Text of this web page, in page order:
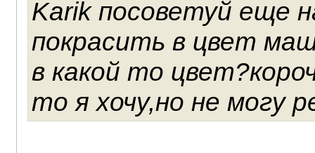
Karik посоветуй еще
покрасить в цвет
в какой то
то я хочу,но не могу